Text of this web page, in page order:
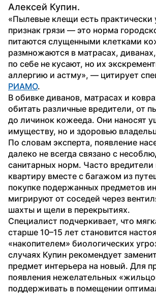
Алексей Купин.
«Пылевые клещи есть практически
признак грязи — это норма
питаются слущенными клетками
размножаются в матрасах,
по себе не кусают, но их
РИАМО.
В обивке диванов, матрасах и
обитать различные вредители, от
до личинок кожееда. Они наносят
имуществу, но и здоровью
По словам эксперта, появление
далеко не всегда связано с
санитарных норм. Часто вредители
квартиру вместе с багажом из
покупке подержанных предметов
мигрируют от соседей через
шахты и щели в перекрытиях.
Специалист подчеркивает, что
старше 10–15 лет становится
«накопителем» биологических
случаях Купин рекомендует
предмет интерьера на новый. Для
появления нежелательных
поддерживать в помещении